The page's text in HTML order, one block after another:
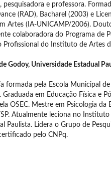
pesquisadora e professora.
(RAD), Bacharel (2003) e
Artes (IA-UNICAMP/2006).
colaboradora do Programa de
Profissional do Instituto de Artes
Godoy, Universidade Estadual
formada pela Escola Municipal de
em Educação Física e
OSEC. Mestre em Psicologia da
Atualmente leciona no Instituto
Paulista. Lidera o Grupo de
pelo CNPq.